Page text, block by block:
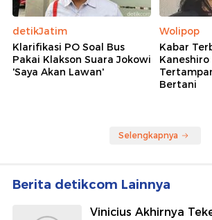
detikJatim
Klarifikasi PO Soal Bus
Pakai Klakson Suara Jokowi
'Saya Akan Lawan'
Wolipop
Kabar
Bertani
Selengkapnya
Berita detikcom Lainnya
Vinicius Akhirnya